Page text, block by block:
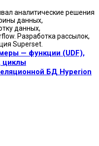
аналитические решения
данных,
данных,
Разработка рассылок,
Superset.
— функции (UDF),
циклы
БД Hyperion